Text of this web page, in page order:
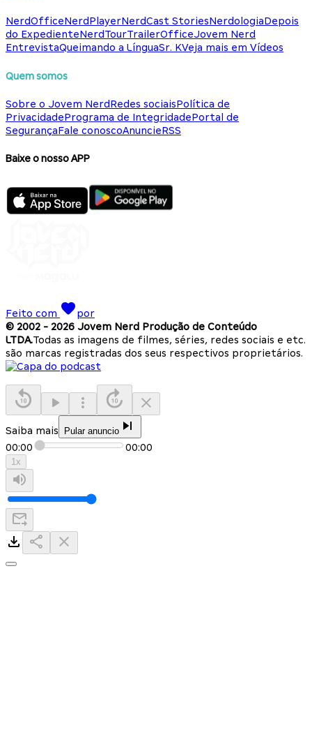
NerdOfficeNerdPlayerNerdCast StoriesNerdologiaDepois
do ExpedienteNerdTourTrailerOfficeJovem Nerd
EntrevistaQueimando a LínguaSr. KVeja mais em Vídeos
Quem somos
Sobre o Jovem NerdRedes sociaisPolítica de
PrivacidadePrograma de IntegridadePortal de
SegurançaFale conoscoAnuncieRSS
Baixe o nosso APP
Feito com
por
© 2002 - 2026 Jovem Nerd Produção de Conteúdo
LTDA.Todas as imagens de filmes, séries, redes sociais e etc.
são marcas registradas dos seus respectivos proprietários.
Saiba mais Pular anuncio
00:00 00:00
1x